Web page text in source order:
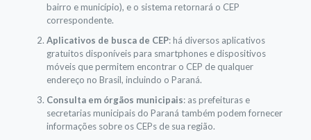
bairro e município), e o sistema retornará o CEP
correspondente.
Aplicativos de busca de CEP: há diversos aplicativos
gratuitos disponíveis para smartphones e dispositivos
móveis que permitem encontrar o CEP de qualquer
endereço no Brasil, incluindo o Paraná.
Consulta em órgãos municipais: as prefeituras e
secretarias municipais do Paraná também podem fornecer
informações sobre os CEPs de sua região.